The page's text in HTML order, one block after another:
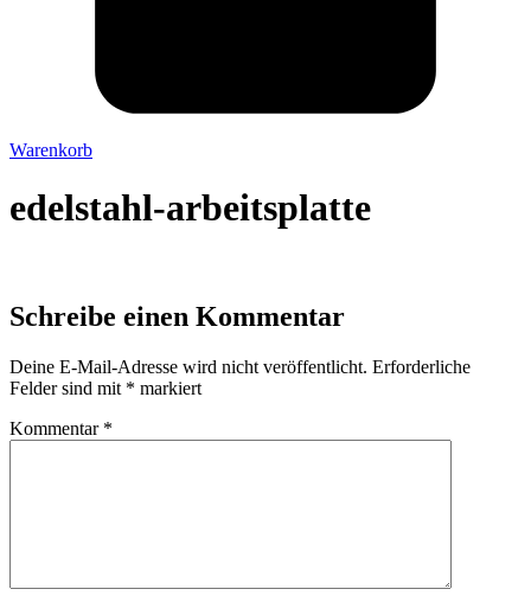
Warenkorb
edelstahl-arbeitsplatte
Schreibe einen Kommentar
Deine E-Mail-Adresse wird nicht veröffentlicht. Erforderliche
Felder sind mit * markiert
Kommentar *